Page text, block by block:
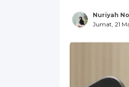
Nuriyah
Jumat, 21